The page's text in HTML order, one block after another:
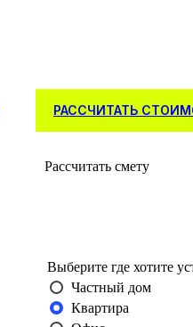
РАССЧИТАТЬ
Рассчитать смету
Выберите где хотите
Частный дом
Квартира